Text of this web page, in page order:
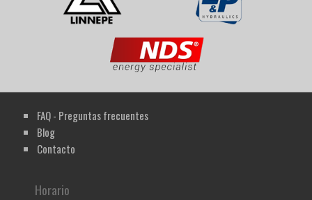
FAQ - Preguntas frecuentes
Blog
Contacto
Horario